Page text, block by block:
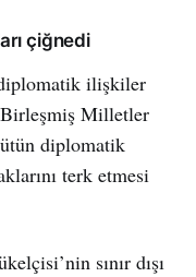
çiğnedi
ilişkiler
Birleşmiş Milletler
diplomatik
terk etmesi
sınır dışı